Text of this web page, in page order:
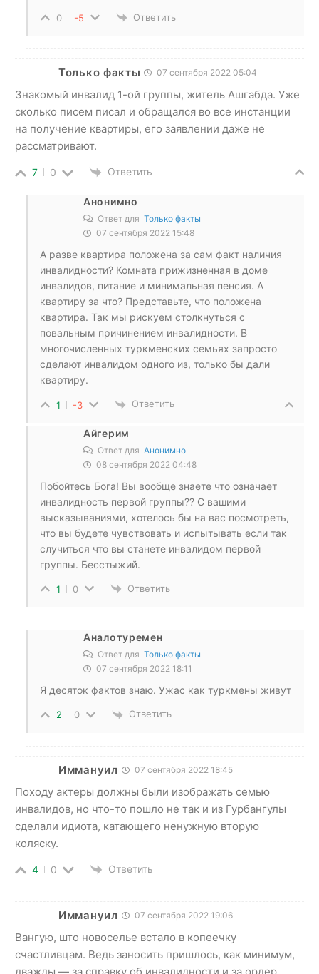
0 -5 Ответить
Только факты 07 сентября 2022 05:04
Знакомый инвалид 1-ой группы, житель Ашгабда. Уже
сколько писем писал и обращался во все инстанции
на получение квартиры, его заявлении даже не
рассматривают.
7 0 Ответить
Анонимно
Ответ для Только факты
07 сентября 2022 15:48
А разве квартира положена за сам факт наличия
инвалидности? Комната прижизненная в доме
инвалидов, питание и минимальная пенсия. А
квартиру за что? Представьте, что положена
квартира. Так мы рискуем столкнуться с
повальным причинением инвалидности. В
многочисленных туркменских семьях запросто
сделают инвалидом одного из, только бы дали
квартиру.
1 -3 Ответить
Айгерим
Ответ для Анонимно
08 сентября 2022 04:48
Побойтесь Бога! Вы вообще знаете что означает
инвалидность первой группы?? С вашими
высказываниями, хотелось бы на вас посмотреть,
что вы будете чувствовать и испытывать если так
случиться что вы станете инвалидом первой
группы. Бесстыжий.
1 0 Ответить
Аналотуремен
Ответ для Только факты
07 сентября 2022 18:11
Я десяток фактов знаю. Ужас как туркмены живут
2 0 Ответить
Иммануил 07 сентября 2022 18:45
Походу актеры должны были изображать семью
инвалидов, но что-то пошло не так и из Гурбангулы
сделали идиота, катающего ненужную вторую
коляску.
4 0 Ответить
Иммануил 07 сентября 2022 19:06
Вангую, што новоселье встало в копеечку
счастливцам. Ведь заносить пришлось, как минимум,